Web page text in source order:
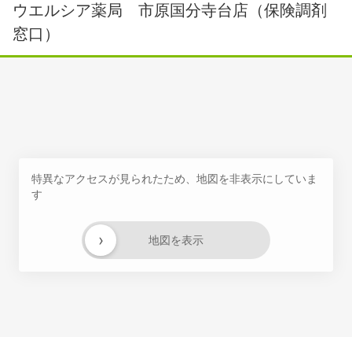
ウエルシア薬局 市原国分寺台店（保険調剤
窓口）
特異なアクセスが見られたため、地図を非表示にしていま
す
地図を表示
›